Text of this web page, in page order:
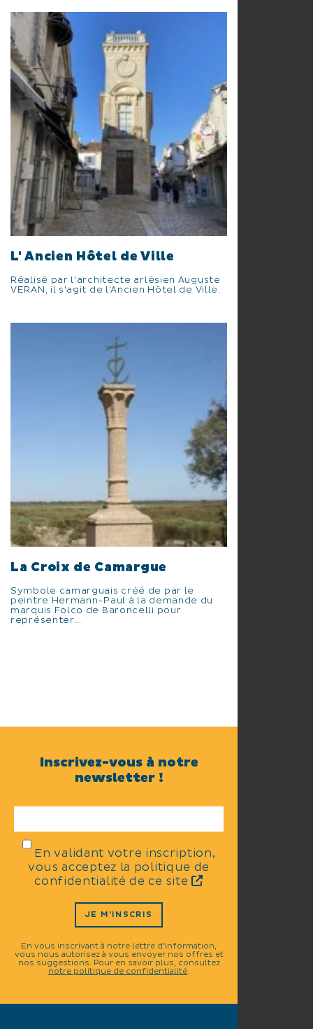
L' Ancien Hôtel de Ville
Réalisé par l'architecte arlésien Auguste
VERAN, il s'agit de l'Ancien Hôtel de Ville.
La Croix de Camargue
Symbole camarguais créé de par le
peintre Hermann-Paul à la demande du
marquis Folco de Baroncelli pour
représenter...
Inscrivez-vous à notre
newsletter !
En validant votre inscription,
vous acceptez la politique de
confidentialité de ce site
JE M'INSCRIS
En vous inscrivant à notre lettre d'information,
vous nous autorisez à vous envoyer nos offres et
nos suggestions. Pour en savoir plus, consultez
notre politique de confidentialité.